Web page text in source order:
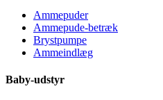
Ammepuder
Ammepude-betræk
Brystpumpe
Ammeindlæg
Baby-udstyr